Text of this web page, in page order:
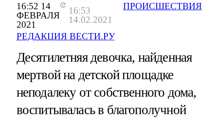
16:52 14
ФЕВРАЛЯ
2021
16:53
14.02.2021
РЕДАКЦИЯ ВЕСТИ.РУ
ПРОИСШЕСТВИЯ
Десятилетняя девочка, найденная
мертвой на детской площадке
неподалеку от собственного дома,
воспитывалась в благополучной